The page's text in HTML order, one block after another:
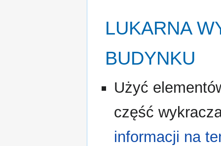
LUKARNA
BUDYNKU
Użyć
część
informacji na